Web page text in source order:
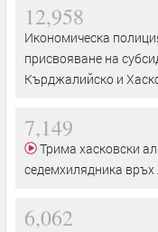
12,958
Икономическа
присвояване на
Кърджалийско и
7,149
седемхилядника
6,062